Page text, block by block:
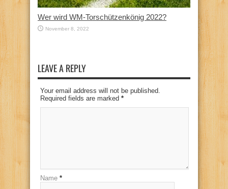
Wer wird WM-Torschützenkönig 2022?
November 8, 2022
LEAVE A REPLY
Your email address will not be published.
Required fields are marked *
Name *